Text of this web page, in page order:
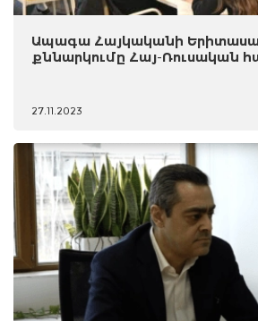
Ապագա Հայկականի
քննարկումը Հայ-Ռուսական
27.11.2023